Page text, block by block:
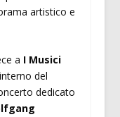
artistico e
a I Musici
del
dedicato